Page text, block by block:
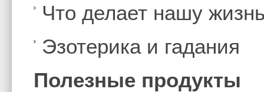
Что делает нашу
Эзотерика и гадания
Полезные продукты